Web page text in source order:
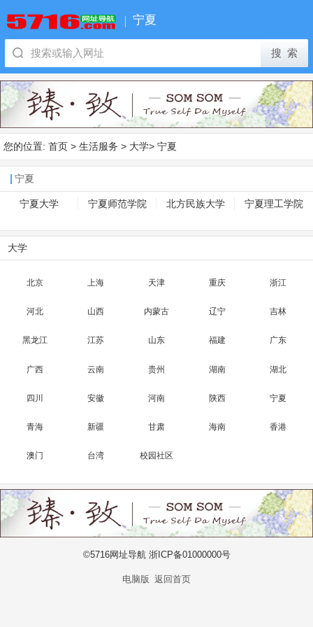
宁夏
您的位置: 首页 > 生活服务 > 大学> 宁夏
宁夏
宁夏大学 宁夏师范学院 北方民族大学 宁夏理工学院
大学
北京 上海 天津 重庆 浙江
河北 山西 内蒙古 辽宁 吉林
黑龙江 江苏 山东 福建 广东
广西 云南 贵州 湖南 湖北
四川 安徽 河南 陕西 宁夏
青海 新疆 甘肃 海南 香港
澳门 台湾 校园社区
©5716网址导航 浙ICP备01000000号
电脑版 返回首页